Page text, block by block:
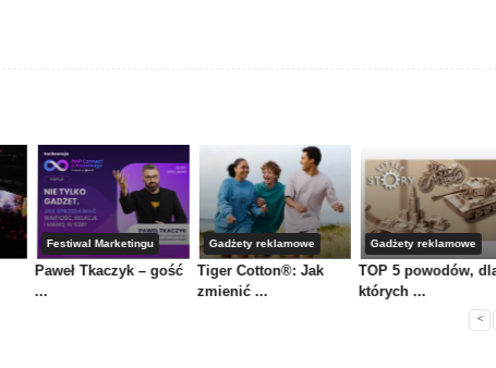
Festiwal Marketingu
Paweł Tkaczyk – gość
...
Gadżety reklamowe
Tiger Cotton®: Jak
zmienić ...
Gadżety reklamowe
TOP 5 powodów,
których ...
<